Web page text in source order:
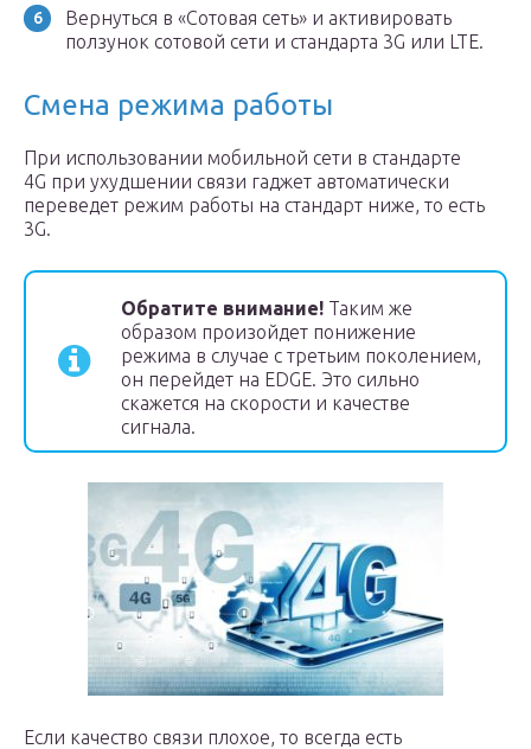
Вернуться в «Сотовая сеть» и активировать
ползунок сотовой сети и стандарта 3G или LTE.
Смена режима работы
При использовании мобильной сети в стандарте
4G при ухудшении связи гаджет автоматически
переведет режим работы на стандарт ниже, то есть
3G.
Обратите внимание! Таким же
образом произойдет понижение
режима в случае с третьим поколением,
он перейдет на EDGE. Это сильно
скажется на скорости и качестве
сигнала.
Если качество связи плохое, то всегда есть